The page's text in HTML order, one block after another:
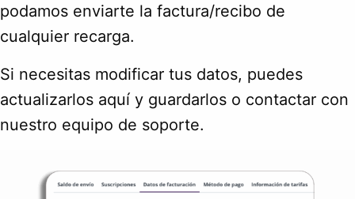
podamos enviarte la factura/recibo de
cualquier recarga.
Si necesitas modificar tus datos, puedes
actualizarlos aquí y guardarlos o contactar con
nuestro equipo de soporte.